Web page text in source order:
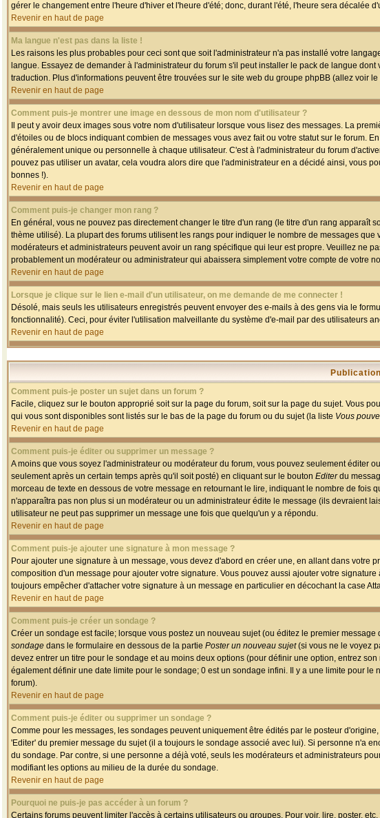
gérer le changement entre l'heure d'hiver et l'heure d'été; donc, durant l'été, l'heure sera décalée
Revenir en haut de page
Ma langue n'est pas dans la liste !
Les raisons les plus probables pour ceci sont que soit l'administrateur n'a pas installé votre
langue. Essayez de demander à l'administrateur du forum s'il peut installer le pack de langue
traduction. Plus d'informations peuvent être trouvées sur le site web du groupe phpBB (allez voir
Revenir en haut de page
Comment puis-je montrer une image en dessous de mon nom d'utilisateur ?
Il peut y avoir deux images sous votre nom d'utilisateur lorsque vous lisez des messages. La
d'étoiles ou de blocs indiquant combien de messages vous avez fait ou votre statut sur le forum.
généralement unique ou personnelle à chaque utilisateur. C'est à l'administrateur du forum
pouvez pas utiliser un avatar, cela voudra alors dire que l'administrateur en a décidé ainsi, vous
bonnes !).
Revenir en haut de page
Comment puis-je changer mon rang ?
En général, vous ne pouvez pas directement changer le titre d'un rang (le titre d'un rang apparaît
thème utilisé). La plupart des forums utilisent les rangs pour indiquer le nombre de messages
modérateurs et administrateurs peuvent avoir un rang spécifique qui leur est propre. Veuillez ne
probablement un modérateur ou administrateur qui abaissera simplement votre compte de votre
Revenir en haut de page
Lorsque je clique sur le lien e-mail d'un utilisateur, on me demande de me connecter !
Désolé, mais seuls les utilisateurs enregistrés peuvent envoyer des e-mails à des gens via le
fonctionnalité). Ceci, pour éviter l'utilisation malveillante du système d'e-mail par des utilisateurs
Revenir en haut de page
Publication
Comment puis-je poster un sujet dans un forum ?
Facile, cliquez sur le bouton approprié soit sur la page du forum, soit sur la page du sujet. Vous
qui vous sont disponibles sont listés sur le bas de la page du forum ou du sujet (la liste Vous
Revenir en haut de page
Comment puis-je éditer ou supprimer un message ?
A moins que vous soyez l'administrateur ou modérateur du forum, vous pouvez seulement éditer
seulement après un certain temps après qu'il soit posté) en cliquant sur le bouton Editerdu
morceau de texte en dessous de votre message en retournant le lire, indiquant le nombre de fois
n'apparaîtra pas non plus si un modérateur ou un administrateur édite le message (ils devraient
utilisateur ne peut pas supprimer un message une fois que quelqu'un y a répondu.
Revenir en haut de page
Comment puis-je ajouter une signature à mon message ?
Pour ajouter une signature à un message, vous devez d'abord en créer une, en allant dans votre
composition d'un message pour ajouter votre signature. Vous pouvez aussi ajouter votre
toujours empêcher d'attacher votre signature à un message en particulier en décochant la case
Revenir en haut de page
Comment puis-je créer un sondage ?
Créer un sondage est facile; lorsque vous postez un nouveau sujet (ou éditez le premier
sondage dans le formulaire en dessous de la partie Poster un nouveau sujet(si vous ne le voyez
devez entrer un titre pour le sondage et au moins deux options (pour définir une option, entrez
également définir une date limite pour le sondage; 0 est un sondage infini. Il y a une limite pour
forum).
Revenir en haut de page
Comment puis-je éditer ou supprimer un sondage ?
Comme pour les messages, les sondages peuvent uniquement être édités par le posteur
'Editer' du premier message du sujet (il a toujours le sondage associé avec lui). Si personne n'a
du sondage. Par contre, si une personne a déjà voté, seuls les modérateurs et administrateurs
modifiant les options au milieu de la durée du sondage.
Revenir en haut de page
Pourquoi ne puis-je pas accéder à un forum ?
Certains forums peuvent limiter l'accès à certains utilisateurs ou groupes. Pour voir, lire, poster,